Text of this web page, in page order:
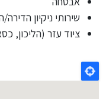
שירותי ניקיון
ציוד עזר (הליכון,